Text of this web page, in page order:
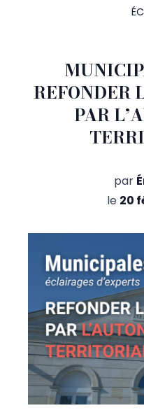
REFONDER
PAR
par
le 20